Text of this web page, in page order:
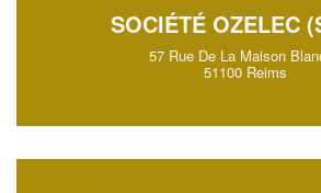
SOCIÉTÉ OZELEC
57 Rue De La Maison
51100 Reims